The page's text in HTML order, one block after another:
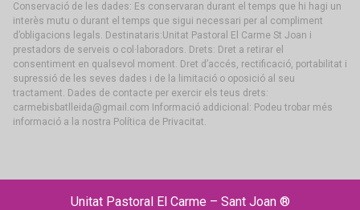
Conservació de les dades: Es conservaran durant el temps que hi hagi un
interès mutu o durant el temps que sigui necessari per al compliment
d’obligacions legals. Destinataris:Unitat Pastoral El Carme St Joan i
prestadors de serveis o col·laboradors. Drets: Dret a retirar el
consentiment en qualsevol moment. Dret d’accés, rectificació, portabilitat i
supressió de les seves dades i de la limitació o oposició al seu
tractament. Dades de contacte per exercir els teus drets:
carmebisbatlleida@gmail.com Informació addicional: Podeu trobar més
informació a la nostra Política de Privacitat.
Unitat Pastoral El Carme – Sant Joan ®